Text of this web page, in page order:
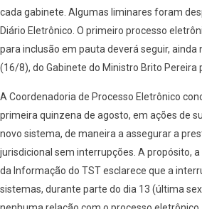
cada gabinete. Algumas liminares foram
Diário Eletrônico. O primeiro processo
para inclusão em pauta deverá seguir,
(16/8), do Gabinete do Ministro Brito Pereira
A Coordenadoria de Processo Eletrônico
primeira quinzena de agosto, em ações de
novo sistema, de maneira a assegurar a
jurisdicional sem interrupções. A propósito,
da Informação do TST esclarece que a
sistemas, durante parte do dia 13 (última